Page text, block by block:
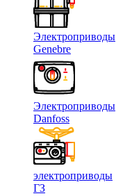
Электроприводы
Genebre
Электроприводы
Danfoss
электроприводы
ГЗ